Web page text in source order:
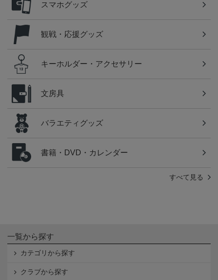
スマホグッズ
観戦・応援グッズ
キーホルダー・アクセサリー
文房具
バラエティグッズ
書籍・DVD・カレンダー
すべて見る
一覧から探す
カテゴリから探す
クラブから探す